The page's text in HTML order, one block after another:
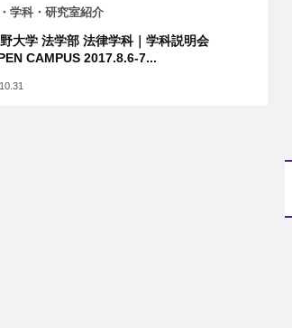
学科・研究室紹介
大学 法学部 法律学科｜学科説明会
CAMPUS 2017.8.6-7...